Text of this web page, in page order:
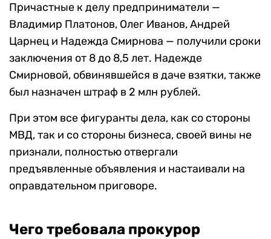
Причастные к делу предприниматели —
Владимир Платонов, Олег Иванов, Андрей
Царнец и Надежда Смирнова — получили сроки
заключения от 8 до 8,5 лет. Надежде
Смирновой, обвинявшейся в даче взятки, также
был назначен штраф в 2 млн рублей.
При этом все фигуранты дела, как со стороны
МВД, так и со стороны бизнеса, своей вины не
признали, полностью отвергали
предъявленные объявления и настаивали на
оправдательном приговоре.
Чего требовала прокурор